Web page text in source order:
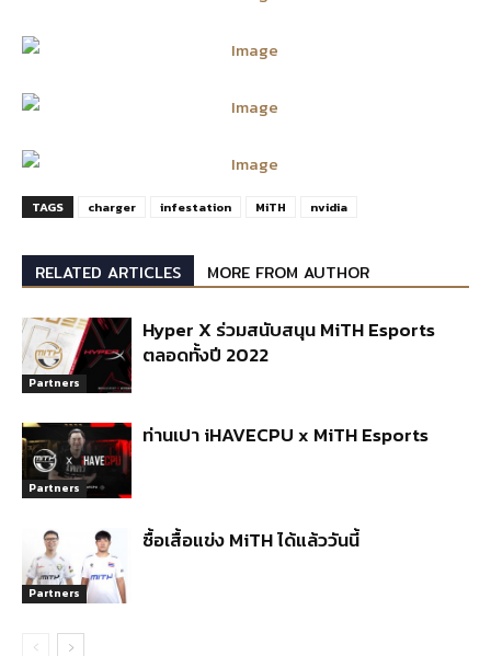
TAGS charger infestation MiTH nvidia
RELATED ARTICLES MORE FROM AUTHOR
Partners
Hyper X ร่วมสนับสนุน MiTH Esports
ตลอดทั้งปี 2022
Partners
ท่านเปา iHAVECPU x MiTH Esports
Partners
ซื้อเสื้อแข่ง MiTH ได้แล้ววันนี้